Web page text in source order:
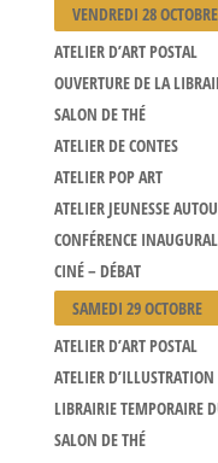
VENDREDI 28 OCTOBRE
ATELIER D’ART POSTAL
OUVERTURE DE LA
SALON DE THÉ
ATELIER DE CONTES
ATELIER POP ART
ATELIER JEUNESSE
CONFÉRENCE
CINÉ – DÉBAT
SAMEDI 29 OCTOBRE
ATELIER D’ART POSTAL
ATELIER
LIBRAIRIE TEMPORAIRE
SALON DE THÉ